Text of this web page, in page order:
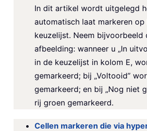
In dit artikel wordt uitgelegd
automatisch laat markeren op
keuzelijst. Neem bijvoorbeeld
afbeelding: wanneer u „In
in de keuzelijst in kolom E,
gemarkeerd; bij „Voltooid”
gemarkeerd; en bij „Nog niet
rij groen gemarkeerd.
Cellen markeren die via